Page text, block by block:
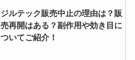
宅急便の箱はどこで買える？段ボ
ールの購入はコンビニや100均、
ホームセンターでできる？
ジルテック販売中止の理由は？販
売再開はある？副作用や効き目に
ついてご紹介！